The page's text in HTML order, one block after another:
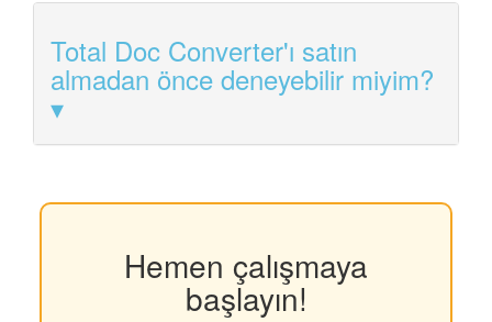
Total Doc Converter'ı satın
almadan önce deneyebilir miyim?
Hemen çalışmaya
başlayın!